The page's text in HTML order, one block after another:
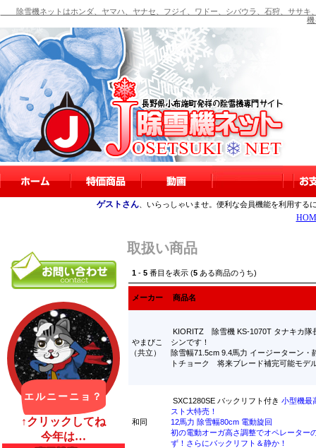
除雪機ネットはホンダ、ヤマハ、ヤナセ、フジイ、ワドー、シバウラ、石狩、ササキ
機
ゲストさん 、いらっしゃいませ。便利な会員機能を利用する
取扱い商品
1 - 5 番目を表示 (5 ある商品のうち)
メーカー 商品名
やまびこ
（共立）
KIORITZ 除雪機 KS-1070T タナキカ隊
シンです！
除雪幅71.5cm 9.4馬力 イージーターン・
トチョーク 将来ブレード補完可能モデ
和同
SXC1280SE バックリフト付き 小型機
スト大特売！
12馬力 除雪幅80cm 電動旋回
初の電動オーガ高さ調整でオペレーター
ず！さらにバックリフト＆静か！